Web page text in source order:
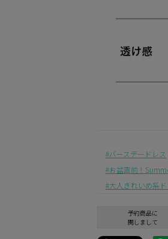
バースデードレス
お盆直前！
大人きれいめ系
予約商品に
関しまして